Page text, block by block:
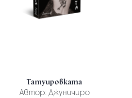
Татуировката
Автор: Джуничиро